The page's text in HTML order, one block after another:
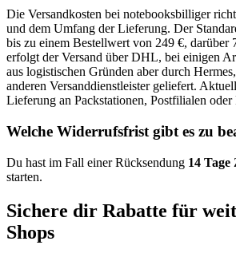
Die Versandkosten bei notebooksbilliger
und dem Umfang der Lieferung. Der
bis zu einem Bestellwert von 249 €, darüber
erfolgt der Versand über DHL, bei einigen
aus logistischen Gründen aber durch
anderen Versanddienstleister geliefert.
Lieferung an Packstationen, Postfilialen oder
Welche Widerrufsfrist gibt es zu
Du hast im Fall einer Rücksendung 14 Tage
starten.
Sichere dir Rabatte für
Shops